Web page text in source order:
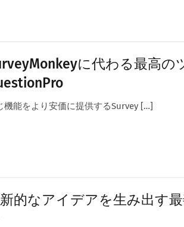
に代わる最高の
機能をより安価に提供するSurvey […]
的なアイデアを生み出す